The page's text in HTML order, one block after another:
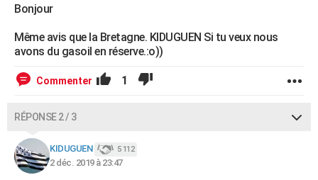
Bonjour
Même avis que la Bretagne. KIDUGUEN Si tu veux nous
avons du gasoil en réserve.:o))
Commenter 1
RÉPONSE 2 / 3
KIDUGUEN 5 112
2 déc. 2019 à 23:47